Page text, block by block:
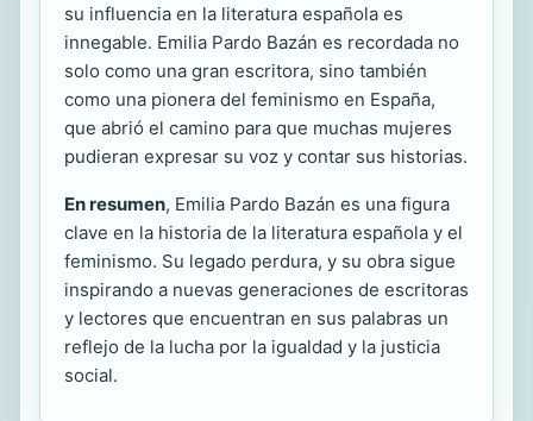
su influencia en la literatura española es
innegable. Emilia Pardo Bazán es recordada no
solo como una gran escritora, sino también
como una pionera del feminismo en España,
que abrió el camino para que muchas mujeres
pudieran expresar su voz y contar sus historias.
En resumen, Emilia Pardo Bazán es una figura
clave en la historia de la literatura española y el
feminismo. Su legado perdura, y su obra sigue
inspirando a nuevas generaciones de escritoras
y lectores que encuentran en sus palabras un
reflejo de la lucha por la igualdad y la justicia
social.